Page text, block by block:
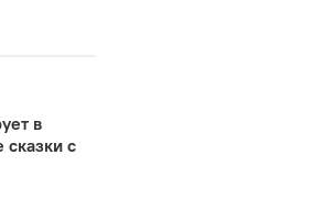
в
с